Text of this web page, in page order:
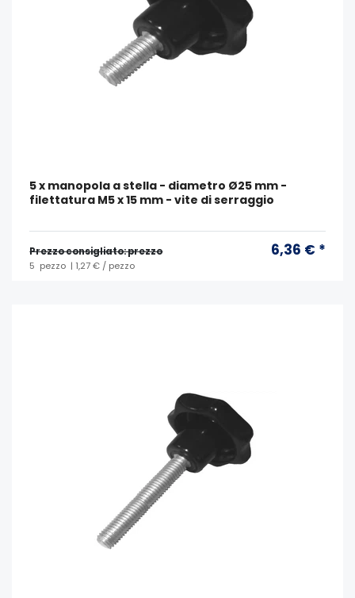
5 x manopola a stella - diametro Ø25 mm -
filettatura M5 x 15 mm - vite di serraggio
Prezzo consigliato: prezzo 6,36 € *
5 pezzo | 1,27 € / pezzo